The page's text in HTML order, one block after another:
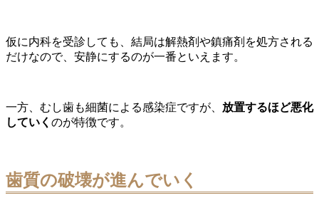
仮に内科を受診しても、結局は解熱剤や鎮痛剤を処方される
だけなので、安静にするのが一番といえます。
一方、むし歯も細菌による感染症ですが、 放置するほど悪化
していく のが特徴です。
歯質の破壊が進んでいく